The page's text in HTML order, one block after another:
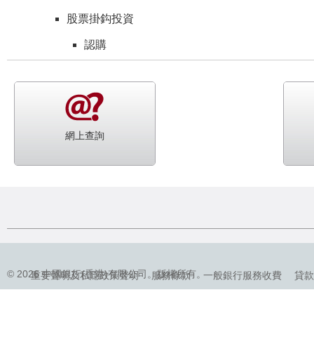
股票掛鈎投資
認購
網上查詢
© 2026 中國銀行(香港)有限公司。版權所有。
重要聲明及私隱政策聲明 服務條款 一般銀行服務收費 貸